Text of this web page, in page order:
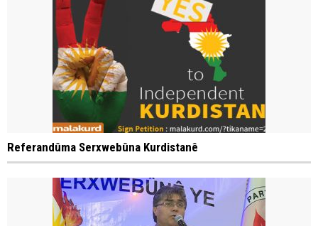
Referandûma Serxwebûna Kurdistanê